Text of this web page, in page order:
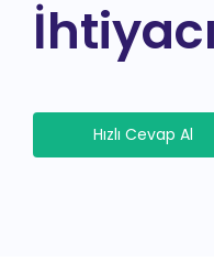
Hızlı Cevap Al